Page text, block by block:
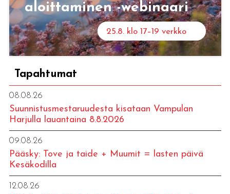
aloittaminen -webinaari
25.8. klo 17–19 verkko
Tapahtumat
08.08.26
Suunnistusmestaruudesta kisataan Vampulan
Harjulla lauantaina 8.8.2026
09.08.26
Pääsky: Tove ja taide + Muumit = lasten päivä
Kesäkodilla
12.08.26